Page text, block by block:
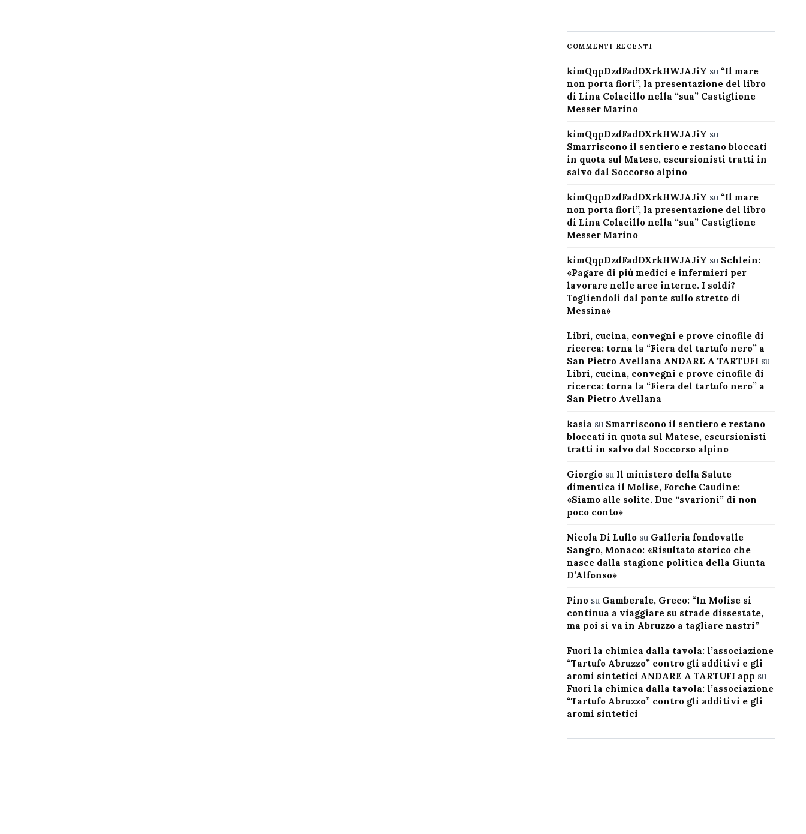
COMMENTI RECENTI
kimQqpDzdFadDXrkHWJAJiY su “Il mare
non porta fiori”, la presentazione del libro
di Lina Colacillo nella “sua” Castiglione
Messer Marino
kimQqpDzdFadDXrkHWJAJiY su
Smarriscono il sentiero e restano bloccati
in quota sul Matese, escursionisti tratti in
salvo dal Soccorso alpino
kimQqpDzdFadDXrkHWJAJiY su “Il mare
non porta fiori”, la presentazione del libro
di Lina Colacillo nella “sua” Castiglione
Messer Marino
kimQqpDzdFadDXrkHWJAJiY su Schlein:
«Pagare di più medici e infermieri per
lavorare nelle aree interne. I soldi?
Togliendoli dal ponte sullo stretto di
Messina»
Libri, cucina, convegni e prove cinofile di
ricerca: torna la “Fiera del tartufo nero” a
San Pietro Avellana ANDARE A TARTUFI su
Libri, cucina, convegni e prove cinofile di
ricerca: torna la “Fiera del tartufo nero” a
San Pietro Avellana
kasia su Smarriscono il sentiero e restano
bloccati in quota sul Matese, escursionisti
tratti in salvo dal Soccorso alpino
Giorgiosu Il ministero della Salute
dimentica il Molise, Forche Caudine:
«Siamo alle solite. Due “svarioni” di non
poco conto»
Nicola Di Lullosu Galleria fondovalle
Sangro, Monaco: «Risultato storico che
nasce dalla stagione politica della Giunta
D’Alfonso»
Pinosu Gamberale, Greco: “In Molise si
continua a viaggiare su strade dissestate,
ma poi si va in Abruzzo a tagliare nastri”
Fuori la chimica dalla tavola: l’associazione
“Tartufo Abruzzo” contro gli additivi e gli
aromi sintetici ANDARE A TARTUFI app su
Fuori la chimica dalla tavola: l’associazione
“Tartufo Abruzzo” contro gli additivi e gli
aromi sintetici